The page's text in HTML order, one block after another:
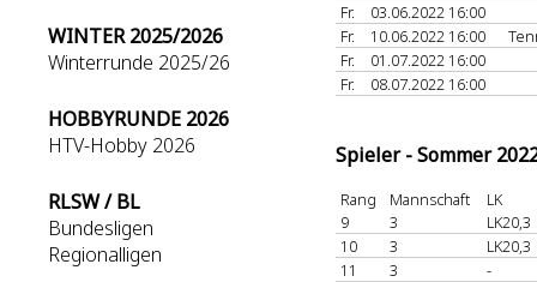
WINTER 2025/2026
Winterrunde 2025/26
HOBBYRUNDE 2026
HTV-Hobby 2026
RLSW / BL
Bundesligen
Regionalligen
Fr.
03.06.2022 16:00
Fr.
10.06.2022 16:00
Fr.
01.07.2022 16:00
Fr.
08.07.2022 16:00
Spieler - Sommer
Rang Mannschaft
LK
9
3
LK20,3
10
3
LK20,3
11
3
-